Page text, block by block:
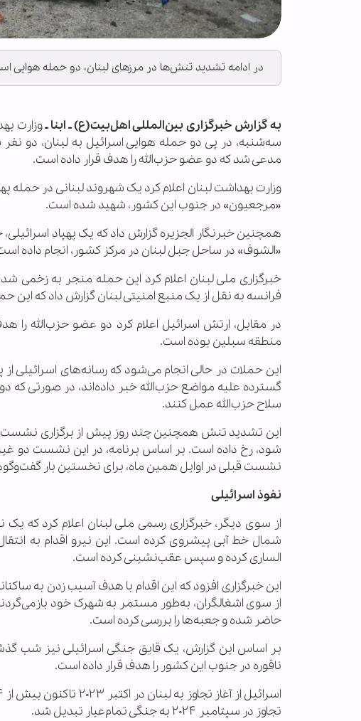
در ادامه تشدید تنش‌ها در مرزهای لبنان، دو حمله
به گزارش خبرگزاری بین‌المللی اهل‌بیت(ع) ـ ابنا ـوزارت
سه‌شنبه، در پی دو حمله هوایی اسرائیل به لبنان، دو
مدعی شد که دو عضو حزب‌الله را هدف قرار داده است.
وزارت بهداشت لبنان اعلام کرد یک شهروند لبنانی در
«مرجعیون» در جنوب این کشور، شهید شده است.
همچنین خبرنگار الجزیره گزارش داد که یک پهپاد
«الشوف» در ساحل جبل لبنان در مرکز کشور، انجام داده
خبرگزاری ملی لبنان اعلام کرد این حمله منجر به زخمی
فرانسه به نقل از یک منبع امنیتی لبنان گزارش داد که
در مقابل، ارتش اسرائیل اعلام کرد دو عضو حزب‌الله را
منطقه سبلین بوده است.
این حملات در حالی انجام می‌شود که رسانه‌های اسرائیلی
گسترده علیه مواضع حزب‌الله خبر داده‌اند، در صورتی که
سلاح حزب‌الله عمل کنند.
شود، رخ داده است. بر اساس برنامه، در این نشست دو
نشست قبلی در اوایل همین ماه، برای نخستین بار
نفوذ اسرائیلی
شمال خط آبی پیشروی کرده است. این نیرو اقدام به
الساری کرده و سپس عقب‌نشینی کرده است.
این خبرگزاری افزود که این اقدام با هدف آسیب زدن به
از سوی اشغالگران، به‌طور مستمر به شهرک خود
حاضر شده و جعبه‌ها را بررسی کرده است.
بر اساس این گزارش، یک قایق جنگی اسرائیلی نیز شب
ناقوره در جنوب این کشور را هدف قرار داده است.
تجاوز در سپتامبر ۲۰۲۴ به جنگی تمام‌عیار تبدیل شد.